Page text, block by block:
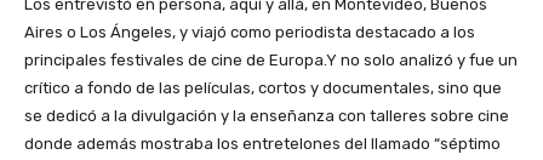
Los entrevistó en persona, aquí y allá, en Montevideo, Buenos
Aires o Los Ángeles, y viajó como periodista destacado a los
principales festivales de cine de Europa.Y no solo analizó y fue un
crítico a fondo de las películas, cortos y documentales, sino que
se dedicó a la divulgación y la enseñanza con talleres sobre cine
donde además mostraba los entretelones del llamado “séptimo